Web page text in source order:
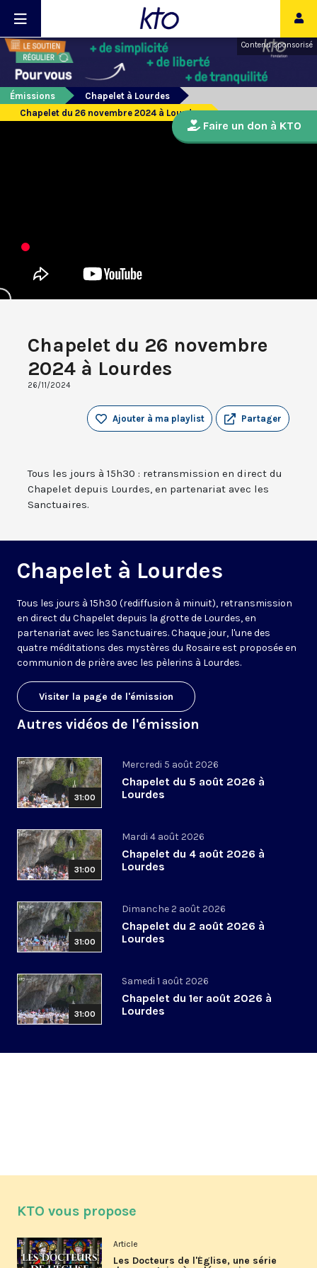
Contenu sponsorisé
Émissions
Chapelet à Lourdes
Chapelet du 26 novembre 2024 à Lourdes
Chapelet du 26 novembre
2024 à Lourdes
26/11/2024
Partager
Ajouter à ma playlist
Tous les jours à 15h30 : retransmission en direct du
Chapelet depuis Lourdes, en partenariat avec les
Sanctuaires.
Chapelet à Lourdes
Tous les jours à 15h30 (rediffusion à minuit), retransmission
en direct du Chapelet depuis la grotte de Lourdes, en
partenariat avec les Sanctuaires. Chaque jour, l'une des
quatre méditations des mystères du Rosaire est proposée en
communion de prière avec les pèlerins à Lourdes.
Visiter la page de l'émission
Autres vidéos de l'émission
31:00
Mercredi 5 août 2026
Chapelet du 5 août 2026 à
Lourdes
31:00
Mardi 4 août 2026
Chapelet du 4 août 2026 à
Lourdes
31:00
Dimanche 2 août 2026
Chapelet du 2 août 2026 à
Lourdes
31:00
Samedi 1 août 2026
Chapelet du 1er août 2026 à
Lourdes
Faire un don à KTO
KTO vous propose
Article
Les Docteurs de l'Église, une série